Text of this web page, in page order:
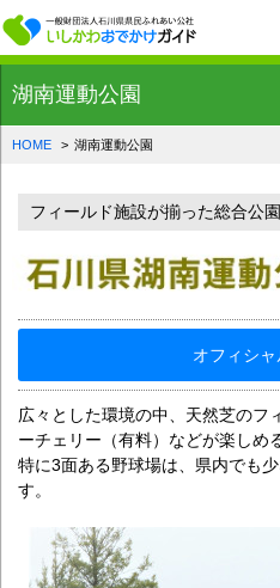
一
湖南運動公園
HOME 湖南運動公園
フィールド施設が揃った総合公園
オフィシャ
広々とした環境の中、天然芝のフ
ーチェリー（有料）などが楽しめ
特に3面ある野球場は、県内でも
す。